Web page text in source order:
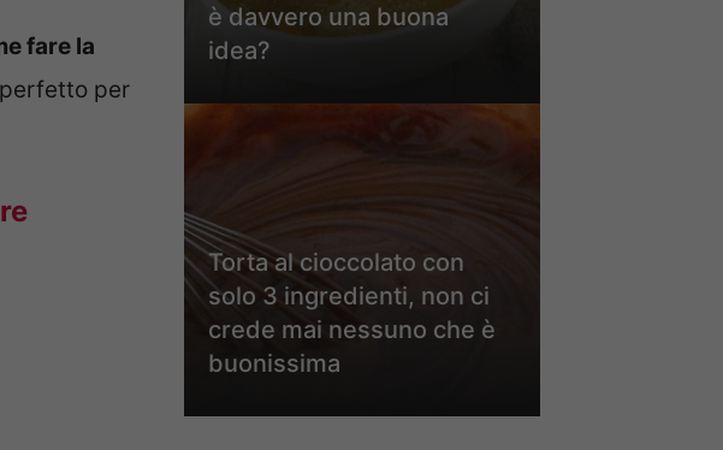
fare la
per
è davvero una buona
idea?
Torta al cioccolato con
solo 3 ingredienti, non ci
crede mai nessuno che è
buonissima